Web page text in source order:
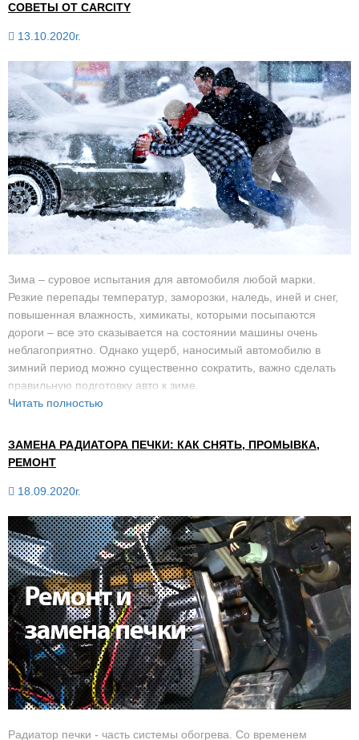
СОВЕТЫ ОТ CARCITY
13.10.2020г.
Зима – суровое испытания для автомобиля любой марки.
Резкие перепады температур, заморозки, наледь, иней и снег,
повышенная влажность, химикаты, которыми посыпаются
дороги – все это сказывается на состоянии машины очень
неблагоприятно. Однако ущерб, наносимый автомобилю в
зимний период можно существенно сократить, важно сделать
правильную подготовку авто к зиме.
Читать полностью
ЗАМЕНА РАДИАТОРА ПЕЧКИ: КАК СНЯТЬ, ПРОМЫВКА,
РЕМОНТ
18.09.2020г.
Радиатор печки - часть системы обогрева. Со временем